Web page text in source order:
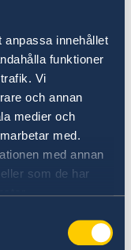
anpassa innehållet
funktioner
Vi
och annan
medier och
med.
med annan
som de har
に優しい北欧
に持ち込みま
のほか、レスト
ルディック・
ップが作られ
ーマごとのイ
ジネスセンタ
に基づいてお
とつです。 現
世界で最も持続